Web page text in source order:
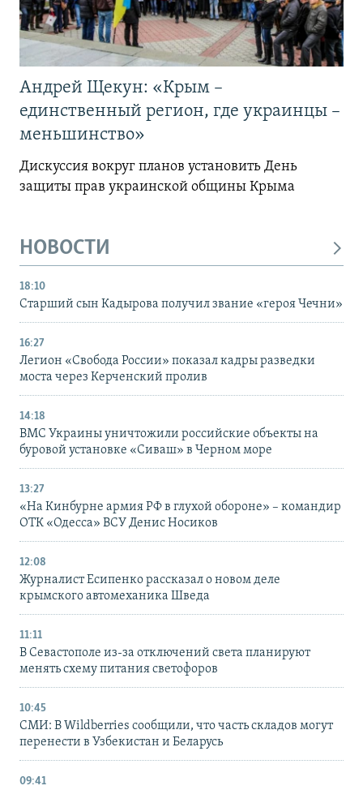
Андрей Щекун: «Крым –
единственный регион, где украинцы –
меньшинство»
Дискуссия вокруг планов установить День
защиты прав украинской общины Крыма
НОВОСТИ
18:10
Старший сын Кадырова получил звание «героя Чечни»
16:27
Легион «Свобода России» показал кадры разведки
моста через Керченский пролив
14:18
ВМС Украины уничтожили российские объекты на
буровой установке «Сиваш» в Черном море
13:27
«На Кинбурне армия РФ в глухой обороне» – командир
ОТК «Одесса» ВСУ Денис Носиков
12:08
Журналист Есипенко рассказал о новом деле
крымского автомеханика Шведа
11:11
В Севастополе из-за отключений света планируют
менять схему питания светофоров
10:45
СМИ: В Wildberries сообщили, что часть складов могут
перенести в Узбекистан и Беларусь
09:41